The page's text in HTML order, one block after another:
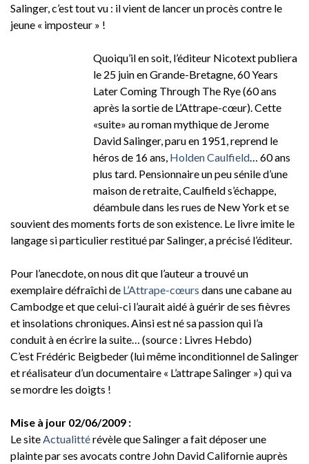
Salinger, c’est tout vu : il vient de lancer un procès contre le
jeune « imposteur » !
Quoiqu’il en soit, l’éditeur Nicotext publiera
le 25 juin en Grande-Bretagne, 60 Years
Later Coming Through The Rye (60 ans
après la sortie de L’Attrape-cœur). Cette
«suite» au roman mythique de Jerome
David Salinger, paru en 1951, reprend le
héros de 16 ans, Holden Caulfield … 60 ans
plus tard. Pensionnaire un peu sénile d’une
maison de retraite, Caulfield s’échappe,
déambule dans les rues de New York et se
souvient des moments forts de son existence. Le livre imite le
langage si particulier restitué par Salinger, a précisé l’éditeur.
Pour l’anecdote, on nous dit que l’auteur a trouvé un
exemplaire défraîchi de L’Attrape-cœurs dans une cabane au
Cambodge et que celui-ci l’aurait aidé à guérir de ses fièvres
et insolations chroniques. Ainsi est né sa passion qui l’a
conduit à en écrire la suite… (source : Livres Hebdo)
C’est Frédéric Beigbeder (lui même inconditionnel de Salinger
et réalisateur d’un documentaire « L’attrape Salinger ») qui va
se mordre les doigts !
Mise à jour 02/06/2009 :
Le site Actualittérévèle que Salinger a fait déposer une
plainte par ses avocats contre John David Californie auprès